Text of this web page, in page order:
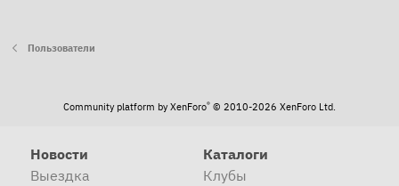
Пользователи
Community platform by XenForo® © 2010-2026 XenForo Ltd.
Новости
Выездка
Каталоги
Клубы